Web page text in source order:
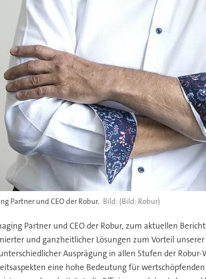
Partner und CEO der Robur. (Bild: Robur)
Partner und CEO der Robur, zum aktuellen
und ganzheitlicher Lösungen zum Vorteil
Ausprägung in allen Stufen der
eine hohe Bedeutung für